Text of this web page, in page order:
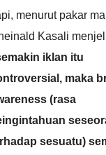
menurut pakar
Kasali
iklan itu
maka
(rasa
sesuatu)